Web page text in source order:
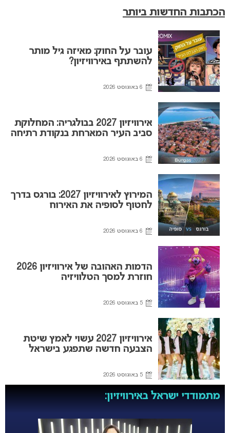
הכתבות החדשות ביותר
עובר על החוק: מאיזה גיל מותר
להשתתף באירוויזיון?
6 באוגוסט 2026
אירוויזיון 2027 בבולגריה: המחלוקת
סביב העיר המארחת בנקודת רתיחה
6 באוגוסט 2026
המירוץ לאירוויזיון 2027: בורגס בדרך
לחטוף לסופיה את האירוח
6 באוגוסט 2026
הדמות האהובה של אירוויזיון 2026
חוזרת למסך הטלוויזיה
5 באוגוסט 2026
אירוויזיון 2027 עשוי לאמץ שיטת
הצבעה חדשה שתפגע בישראל
5 באוגוסט 2026
מתמודדי ישראל באירוויזיון: